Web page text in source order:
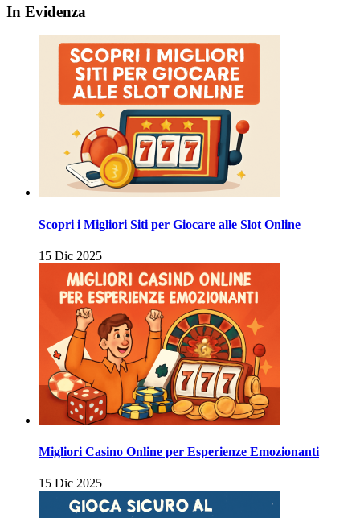
In Evidenza
Scopri i Migliori Siti per Giocare alle Slot Online
15 Dic 2025
Migliori Casino Online per Esperienze Emozionanti
15 Dic 2025